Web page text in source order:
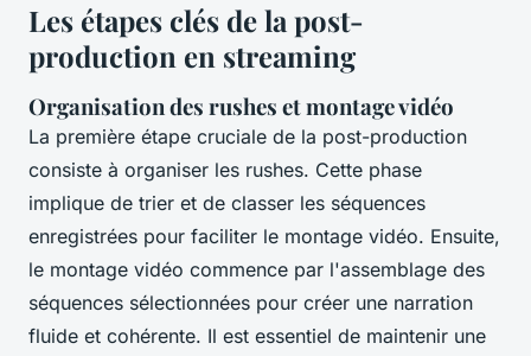
Les étapes clés de la post-
production en streaming
Organisation des rushes et montage vidéo
La première étape cruciale de la post-production
consiste à organiser les rushes. Cette phase
implique de trier et de classer les séquences
enregistrées pour faciliter le montage vidéo. Ensuite,
le montage vidéo commence par l'assemblage des
séquences sélectionnées pour créer une narration
fluide et cohérente. Il est essentiel de maintenir une